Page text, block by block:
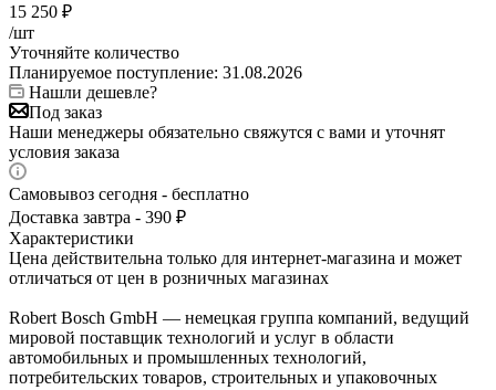
15 250 ₽
/шт
Уточняйте количество
Планируемое поступление: 31.08.2026
Нашли дешевле?
Под заказ
Наши менеджеры обязательно свяжутся с вами и уточнят
условия заказа
Самовывоз сегодня - бесплатно
Доставка завтра - 390 ₽
Характеристики
Цена действительна только для интернет-магазина и может
отличаться от цен в розничных магазинах
Robert Bosch GmbH — немецкая группа компаний, ведущий
мировой поставщик технологий и услуг в области
автомобильных и промышленных технологий,
потребительских товаров, строительных и упаковочных